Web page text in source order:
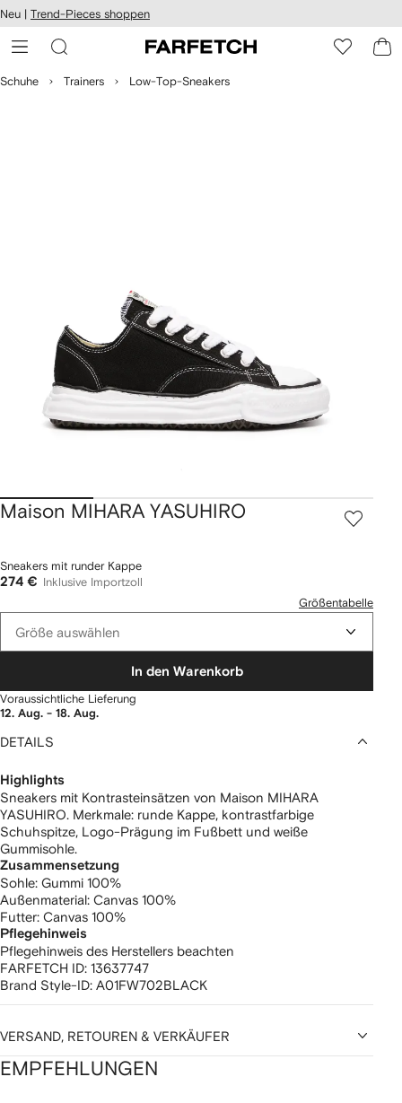
zum
Neu | Trend-Pieces shoppen
Schuhe Trainers Low-Top-Sneakers
Maison MIHARA YASUHIRO
Sneakers mit runder Kappe
274 €
Inklusive Importzoll
Größentabelle
Größe auswählen
In den Warenkorb
Voraussichtliche Lieferung
12. Aug. - 18. Aug.
DETAILS
Highlights
Sneakers mit Kontrasteinsätzen von Maison MIHARA
YASUHIRO. Merkmale: runde Kappe, kontrastfarbige
Schuhspitze, Logo-Prägung im Fußbett und weiße
Gummisohle.
Zusammensetzung
Sohle: Gummi 100%
Außenmaterial: Canvas 100%
Futter: Canvas 100%
Pflegehinweis
Pflegehinweis des Herstellers beachten
FARFETCH ID: 13637747
Brand Style-ID: A01FW702BLACK
VERSAND, RETOUREN & VERKÄUFER
EMPFEHLUNGEN